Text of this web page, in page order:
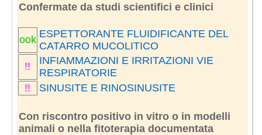
Confermate da studi scientifici e clinici
ook ESPETTORANTE FLUIDIFICANTE DEL
CATARRO MUCOLITICO
!!
INFIAMMAZIONI E IRRITAZIONI VIE
RESPIRATORIE
!!
SINUSITE E RINOSINUSITE
Con riscontro positivo in vitro o in modelli
animali o nella fitoterapia documentata